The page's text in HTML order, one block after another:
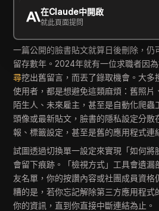
在Claude中開啟
就此頁面提問
Copy Link
一篇公開的臉書貼文就算日後刪除，
留存數年。2024年就有一位求職者因
尋挖出舊留言，而丟了錄取機會。大多
使用者，都是想避免這類麻煩：舊照片
陌生人、未來雇主，甚至是自動化爬蟲
頭像或最新貼文，臉書的隱私設定分散
報、標籤設定，甚至是舊的應用程式連
試圖透過切換單一設定來實現「如何將
會留下痕跡。「檢視方式」工具會遺漏
友名單，你的按讚內容或社團成員資格
糟的是，若你忘記解除第三方應用程式
你的資訊，直到你直接中斷連結為止。